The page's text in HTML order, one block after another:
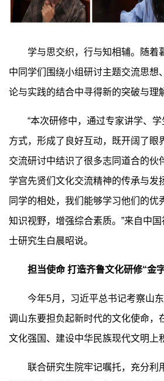
学与思交织，行与知相辅。随着
中同学们围绕小组研讨主题交流思想
论与实践的结合中寻得新的突破与理
“本次研修中，通过专家讲学、学
方式，形成了良好互动，既开阔了眼
交流研讨中结识了很多志同道合的伙
学宫先贤们文化交流精神的传承与发
同学的相处，我们能够学习他们的优
知识视野，增强综合素质。”来自中
士研究生白晨昭说。
担当使命 打造齐鲁文化研修“金
今年5月，习近平总书记考察山东
调山东要担负起新时代的文化使命，
文化强国、建设中华民族现代文明上
联合研究生院牢记嘱托，充分利